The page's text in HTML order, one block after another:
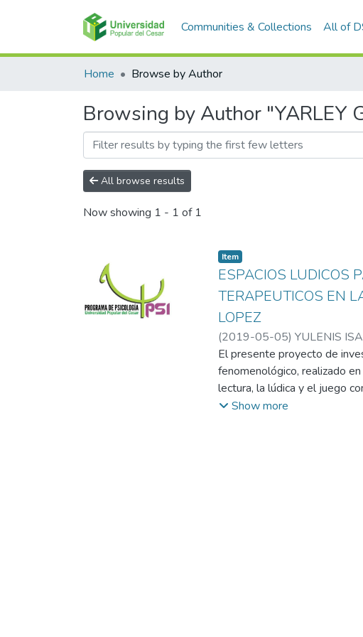
Communities & Collections All of
Home Browse by Author
Browsing by Author "YARLEY
All browse results
Now showing 1 - 1 of 1
Item
ESPACIOS LUDICOS
TERAPEUTICOS EN
LOPEZ
(2019-05-05) YULENIS
El presente proyecto de
fenomenológico, realizado
lectura, la lúdica y el juego
Jiménez López, O'Connor, E
Show more